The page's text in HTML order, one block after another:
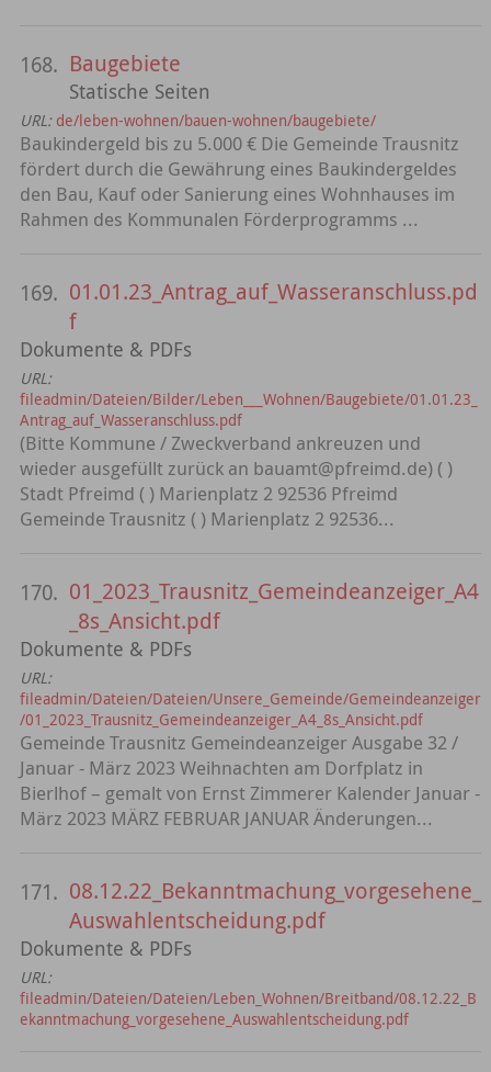
168. Baugebiete
Statische Seiten
URL: de/leben-wohnen/bauen-wohnen/baugebiete/
Baukindergeld bis zu 5.000 € Die Gemeinde Trausnitz
fördert durch die Gewährung eines Baukindergeldes
den Bau, Kauf oder Sanierung eines Wohnhauses im
Rahmen des Kommunalen Förderprogramms ...
169. 01.01.23_Antrag_auf_Wasseranschluss.pd
f
Dokumente & PDFs
URL:
fileadmin/Dateien/Bilder/Leben___Wohnen/Baugebiete/01.01.23_
Antrag_auf_Wasseranschluss.pdf
(Bitte Kommune / Zweckverband ankreuzen und
wieder ausgefüllt zurück an bauamt@pfreimd.de) ( )
Stadt Pfreimd ( ) Marienplatz 2 92536 Pfreimd
Gemeinde Trausnitz ( ) Marienplatz 2 92536...
170. 01_2023_Trausnitz_Gemeindeanzeiger_A4
_8s_Ansicht.pdf
Dokumente & PDFs
URL:
fileadmin/Dateien/Dateien/Unsere_Gemeinde/Gemeindeanzeiger
/01_2023_Trausnitz_Gemeindeanzeiger_A4_8s_Ansicht.pdf
Gemeinde Trausnitz Gemeindeanzeiger Ausgabe 32 /
Januar - März 2023 Weihnachten am Dorfplatz in
Bierlhof – gemalt von Ernst Zimmerer Kalender Januar -
März 2023 MÄRZ FEBRUAR JANUAR Änderungen...
171. 08.12.22_Bekanntmachung_vorgesehene_
Auswahlentscheidung.pdf
Dokumente & PDFs
URL:
fileadmin/Dateien/Dateien/Leben_Wohnen/Breitband/08.12.22_B
ekanntmachung_vorgesehene_Auswahlentscheidung.pdf